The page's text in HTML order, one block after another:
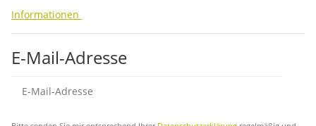
Informationen
E-Mail-Adresse